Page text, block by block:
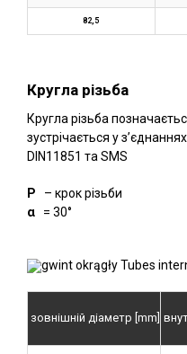
82,5
Кругла різьба
Кругла різьба
зустрічається у
DIN11851 та SMS
P – крок різьби
α= 30°
зовнішній діаметр [mm]